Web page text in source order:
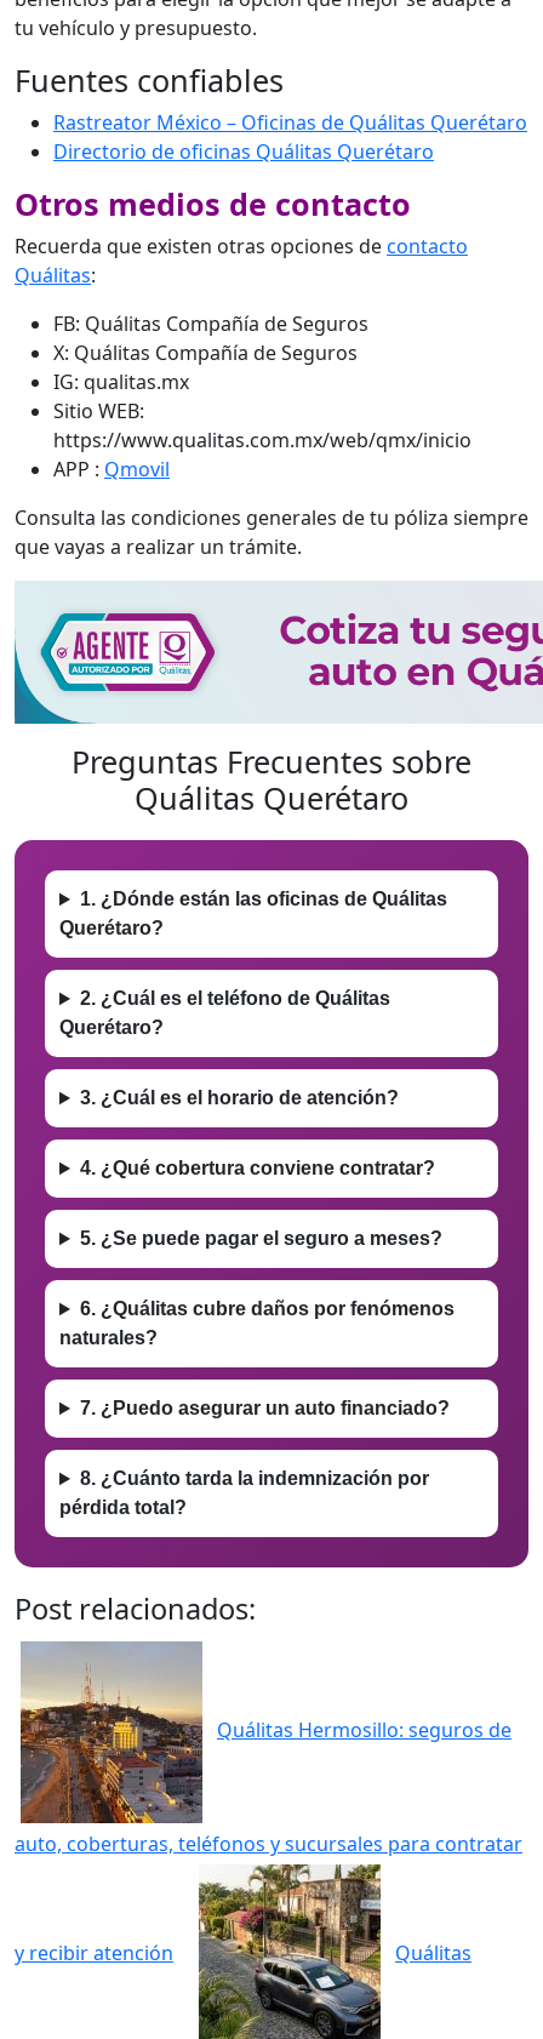
tu vehículo y presupuesto.
Fuentes confiables
Rastreator México – Oficinas de Quálitas Querétaro
Directorio de oficinas Quálitas Querétaro
Otros medios de contacto
Recuerda que existen otras opciones decontacto
Quálitas:
FB: Quálitas Compañía de Seguros
X: Quálitas Compañía de Seguros
IG: qualitas.mx
Sitio WEB:
https://www.qualitas.com.mx/web/qmx/inicio
APP : Qmovil
Consulta las condiciones generales de tu póliza siempre
que vayas a realizar un trámite.
Preguntas Frecuentes sobre
Quálitas Querétaro
1. ¿Dónde están las oficinas de Quálitas
Querétaro?
2. ¿Cuál es el teléfono de Quálitas
Querétaro?
3. ¿Cuál es el horario de atención?
4. ¿Qué cobertura conviene contratar?
5. ¿Se puede pagar el seguro a meses?
6. ¿Quálitas cubre daños por fenómenos
naturales?
7. ¿Puedo asegurar un auto financiado?
8. ¿Cuánto tarda la indemnización por
pérdida total?
Post relacionados:
Quálitas Hermosillo: seguros de
auto, coberturas, teléfonos y sucursales para contratar
y recibir atención Quálitas